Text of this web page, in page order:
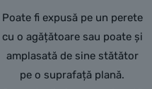
Poate fi expusă pe un perete
cu o agățătoare sau poate și
amplasată de sine stătător
pe o suprafață plană.